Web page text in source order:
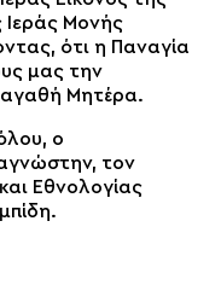
Ιεράς Μονής
ότι η Παναγία
μας την
Μητέρα.
ο
τον
Εθνολογίας